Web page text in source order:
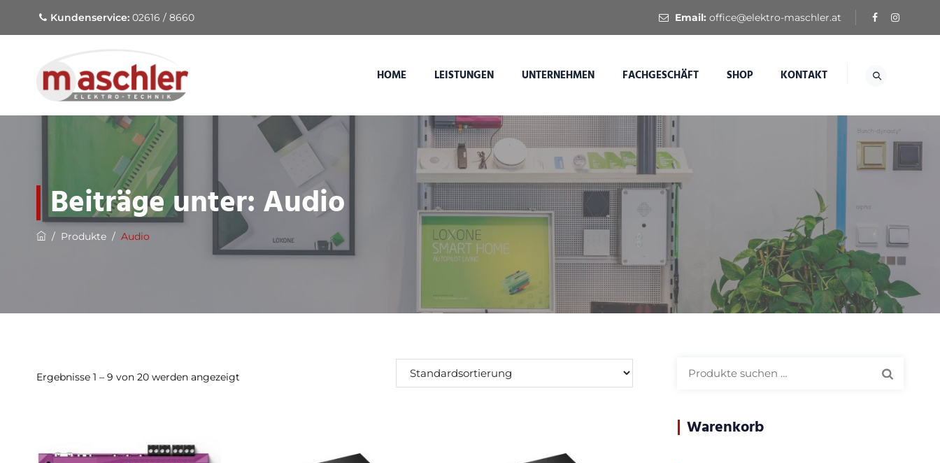
Kundenservice: 02616 / 8660 Email: office@elektro-maschler.at
HOME LEISTUNGEN UNTERNEHMEN FACHGESCHÄFT SHOP KONTAKT
Beiträge unter: Audio
/ Produkte / Audio
Ergebnisse 1 – 9 von 20 werden angezeigt
Warenkorb